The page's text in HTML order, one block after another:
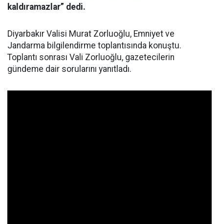
kaldıramazlar” dedi.
Diyarbakır Valisi Murat Zorluoğlu, Emniyet ve
Jandarma bilgilendirme toplantısında konuştu.
Toplantı sonrası Vali Zorluoğlu, gazetecilerin
gündeme dair sorularını yanıtladı.